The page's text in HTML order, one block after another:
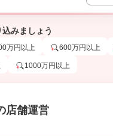
みましょう
万円以上 600万円以上
1000万円以上
店舗運営